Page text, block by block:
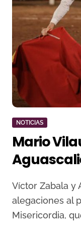
NOTICIAS
Mario
un año
Víctor Zabala y Alberto García formalizan
alegaciones al
Misericordia,